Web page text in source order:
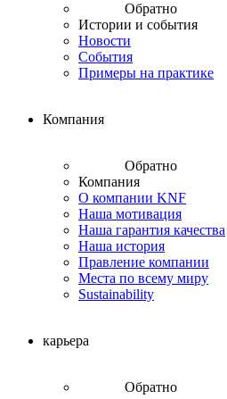
Обратно
Истории и события
Новости
События
Примеры на практике
Компания
Обратно
Компания
О компании KNF
Наша мотивация
Наша гарантия качества
Наша история
Правление компании
Места по всему миру
Sustainability
карьера
Обратно